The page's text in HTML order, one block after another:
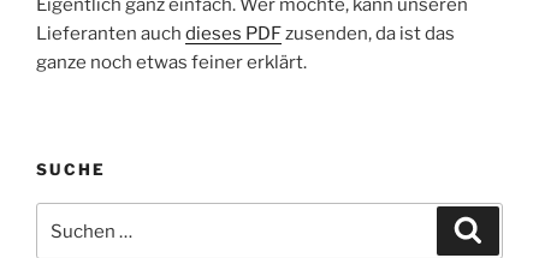
Eigentlich ganz einfach. Wer möchte, kann unseren
Lieferanten auch dieses PDFzusenden, da ist das
ganze noch etwas feiner erklärt.
SUCHE
nach: